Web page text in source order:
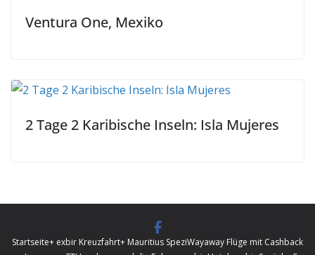
Ventura One, Mexiko
2 Tage 2 Karibische Inseln: Isla Mujeres
Startseite+ exbir Kreuzfahrt+ Mauritius SpeziWayaway Flüge mit Cashback